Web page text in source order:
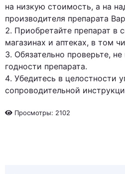
на низкую стоимость, а на
производителя препарата
Приобретайте препарат в
магазинах и аптеках, в том
Обязательно проверьте,
годности препарата.
Убедитесь в целостности
сопроводительной
Просмотры: 2102